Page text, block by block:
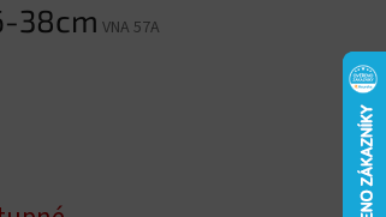
38cm VNA 57A